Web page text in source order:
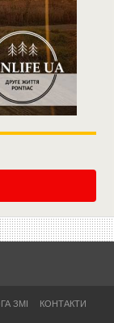
ЗМІ КОНТАКТИ